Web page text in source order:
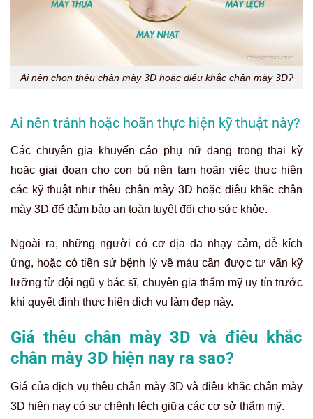
Ai nên chọn thêu chân mày 3D hoặc điêu khắc chân mày 3D?
Ai nên tránh hoặc hoãn thực hiện kỹ thuật này?
Các chuyên gia khuyến cáo phụ nữ đang trong thai kỳ
hoặc giai đoạn cho con bú nên tạm hoãn việc thực hiện
các kỹ thuật như thêu chân mày 3D hoặc điêu khắc chân
mày 3D để đảm bảo an toàn tuyệt đối cho sức khỏe.
Ngoài ra, những người có cơ địa da nhạy cảm, dễ kích
ứng, hoặc có tiền sử bệnh lý về máu cần được tư vấn kỹ
lưỡng từ đội ngũ y bác sĩ, chuyên gia thẩm mỹ uy tín trước
khi quyết định thực hiện dịch vụ làm đẹp này.
Giá thêu chân mày 3D và điêu khắc
chân mày 3D hiện nay ra sao?
Giá của dịch vụ thêu chân mày 3D và điêu khắc chân mày
3D hiện nay có sự chênh lệch giữa các cơ sở thẩm mỹ.